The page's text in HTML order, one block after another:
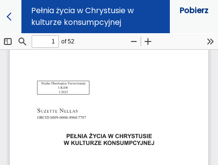
Pełnia życia w Chrystusie w
kulturze konsumpcyjnej
Pobierz